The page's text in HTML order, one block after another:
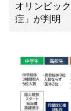
オリンピッ
症」が判明